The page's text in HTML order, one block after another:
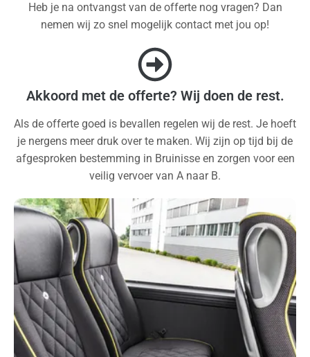
Heb je na ontvangst van de offerte nog vragen? Dan
nemen wij zo snel mogelijk contact met jou op!
Akkoord met de offerte? Wij doen de rest.
Als de offerte goed is bevallen regelen wij de rest. Je hoeft
je nergens meer druk over te maken. Wij zijn op tijd bij de
afgesproken bestemming in Bruinisse en zorgen voor een
veilig vervoer van A naar B.